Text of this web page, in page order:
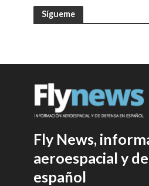
Sígueme
Fly News,
aeroespacial y
español